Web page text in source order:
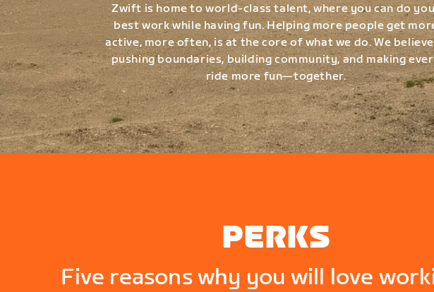
Zwift is home to world-class talent, where you can do
best work while having fun. Helping more people get
active, more often, is at the core of what we do. We
pushing boundaries, building community, and making
ride more fun—together.
PERKS
Five reasons why you will love